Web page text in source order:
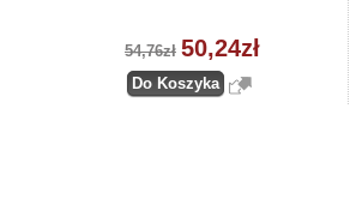
54,76zł 50,24zł